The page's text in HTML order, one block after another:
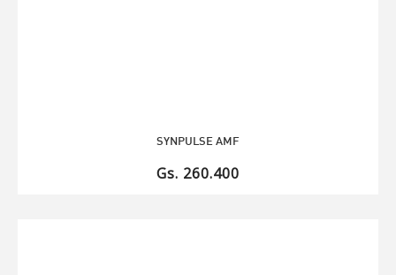
SYNPULSE AMF
Gs. 260.400